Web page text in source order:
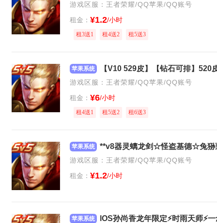
游戏区服：王者荣耀/QQ苹果/QQ账号
租金： ¥1.2/小时
租3送1 租4送2 租5送3
苹果系统
游戏区服：王者荣耀/QQ苹果/QQ账号
租金： ¥6/小时
租4送1 租5送2 租6送3
苹果系统
游戏区服：王者荣耀/QQ苹果/QQ账号
租金： ¥1.2/小时
苹果系统 lOS孙尚香龙年限定⚡时雨天师⚡